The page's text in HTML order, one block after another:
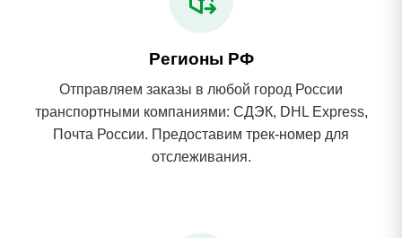
Регионы РФ
Отправляем заказы в любой город России
транспортными компаниями: СДЭК, DHL Express,
Почта России. Предоставим трек-номер для
отслеживания.